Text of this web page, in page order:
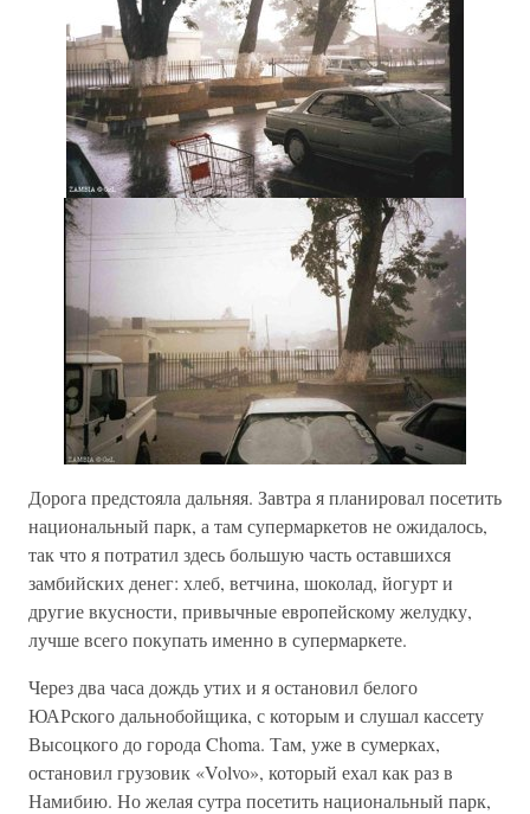
Дорога предстояла дальняя. Завтра я планировал посетить
национальный парк, а там супермаркетов не ожидалось,
так что я потратил здесь большую часть оставшихся
замбийских денег: хлеб, ветчина, шоколад, йогурт и
другие вкусности, привычные европейскому желудку,
лучше всего покупать именно в супермаркете.
Через два часа дождь утих и я остановил белого
ЮАРского дальнобойщика, с которым и слушал кассету
Высоцкого до города Choma. Там, уже в сумерках,
остановил грузовик «Volvo», который ехал как раз в
Намибию. Но желая сутра посетить национальный парк,